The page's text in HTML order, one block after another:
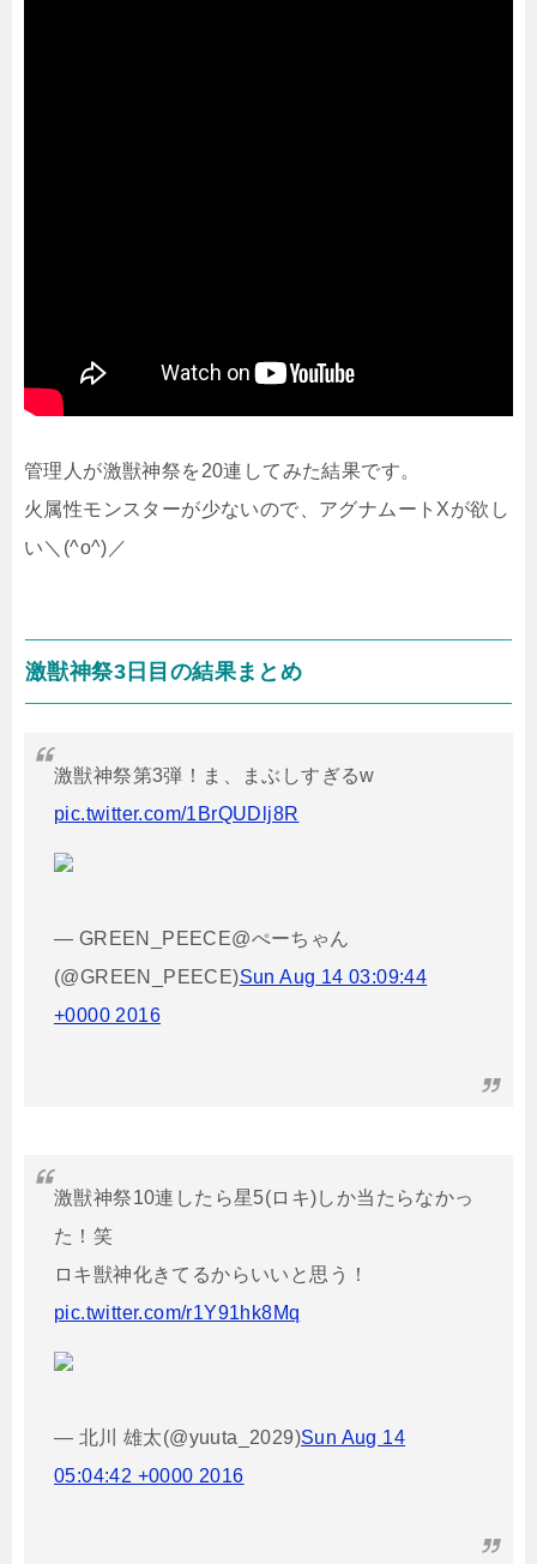
管理人が激獣神祭を20連してみた結果です。
火属性モンスターが少ないので、アグナムートXが欲し
い＼(^o^)／
激獣神祭3日目の結果まとめ
激獣神祭第3弾！ま、まぶしすぎるw
pic.twitter.com/1BrQUDlj8R
— GREEN_PEECE@ぺーちゃん
(@GREEN_PEECE)Sun Aug 14 03:09:44
+0000 2016
激獣神祭10連したら星5(ロキ)しか当たらなかっ
た！笑
ロキ獣神化きてるからいいと思う！
pic.twitter.com/r1Y91hk8Mq
— 北川 雄太(@yuuta_2029)Sun Aug 14
05:04:42 +0000 2016